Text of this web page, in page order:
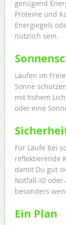
genügend
Proteine und
Energiegels
nützlich sein.
Laufen im
Sonne
mit hohem
oder eine
Für Läufe bei
reflektierende
damit Du gut
Notfall-ID oder
besonders
Ein Plan